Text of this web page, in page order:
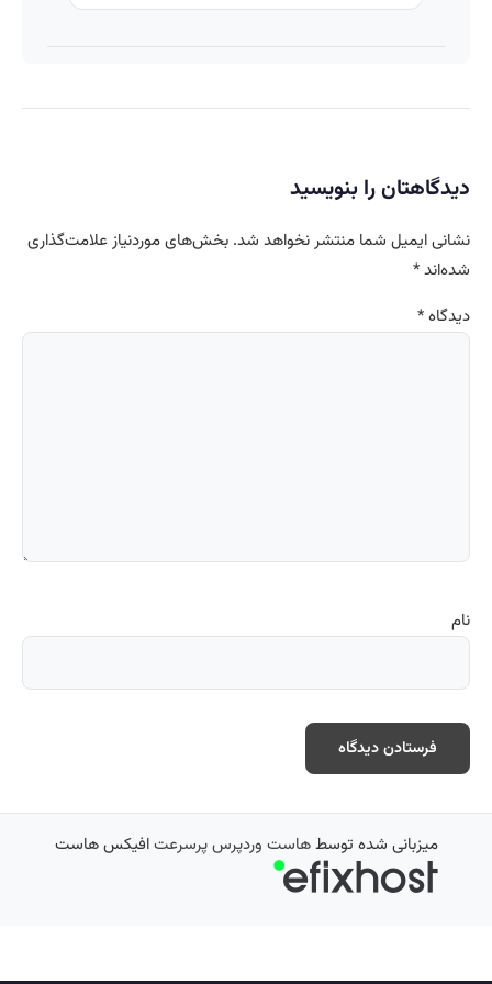
دیدگاهتان را بنویسید
نشانی ایمیل شما منتشر نخواهد شد. بخش‌های موردنیاز علامت‌گذاری
شده‌اند*
دیدگاه*
نام
میزبانی شده توسطهاست وردپرس پرسرعتافیکس هاست